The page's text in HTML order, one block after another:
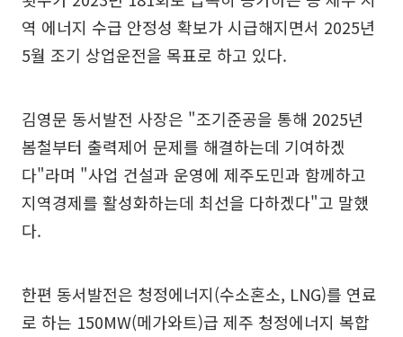
역 에너지 수급 안정성 확보가 시급해지면서 2025년
5월 조기 상업운전을 목표로 하고 있다.
김영문 동서발전 사장은 "조기준공을 통해 2025년
봄철부터 출력제어 문제를 해결하는데 기여하겠
다"라며 "사업 건설과 운영에 제주도민과 함께하고
지역경제를 활성화하는데 최선을 다하겠다"고 말했
다.
한편 동서발전은 청정에너지(수소혼소, LNG)를 연료
로 하는 150MW(메가와트)급 제주 청정에너지 복합